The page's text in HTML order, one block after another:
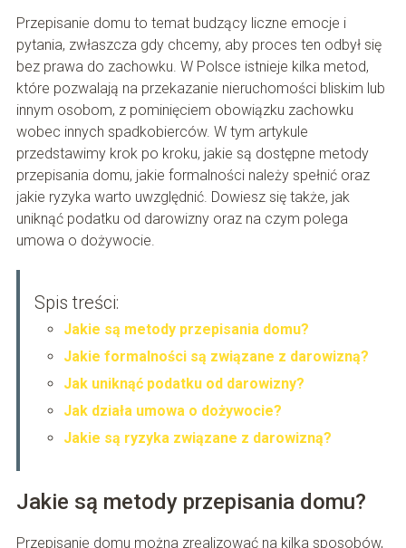
Przepisanie domu to temat budzący liczne emocje i
pytania, zwłaszcza gdy chcemy, aby proces ten odbył się
bez prawa do zachowku. W Polsce istnieje kilka metod,
które pozwalają na przekazanie nieruchomości bliskim lub
innym osobom, z pominięciem obowiązku zachowku
wobec innych spadkobierców. W tym artykule
przedstawimy krok po kroku, jakie są dostępne metody
przepisania domu, jakie formalności należy spełnić oraz
jakie ryzyka warto uwzględnić. Dowiesz się także, jak
uniknąć podatku od darowizny oraz na czym polega
umowa o dożywocie.
Spis treści:
Jakie są metody przepisania domu?
Jakie formalności są związane z darowizną?
Jak uniknąć podatku od darowizny?
Jak działa umowa o dożywocie?
Jakie są ryzyka związane z darowizną?
Jakie są metody przepisania domu?
Przepisanie domu można zrealizować na kilka sposobów,